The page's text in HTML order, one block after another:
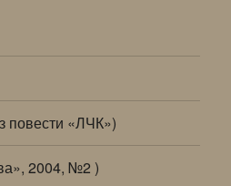
«ЛЧК»)
2004, №2 )